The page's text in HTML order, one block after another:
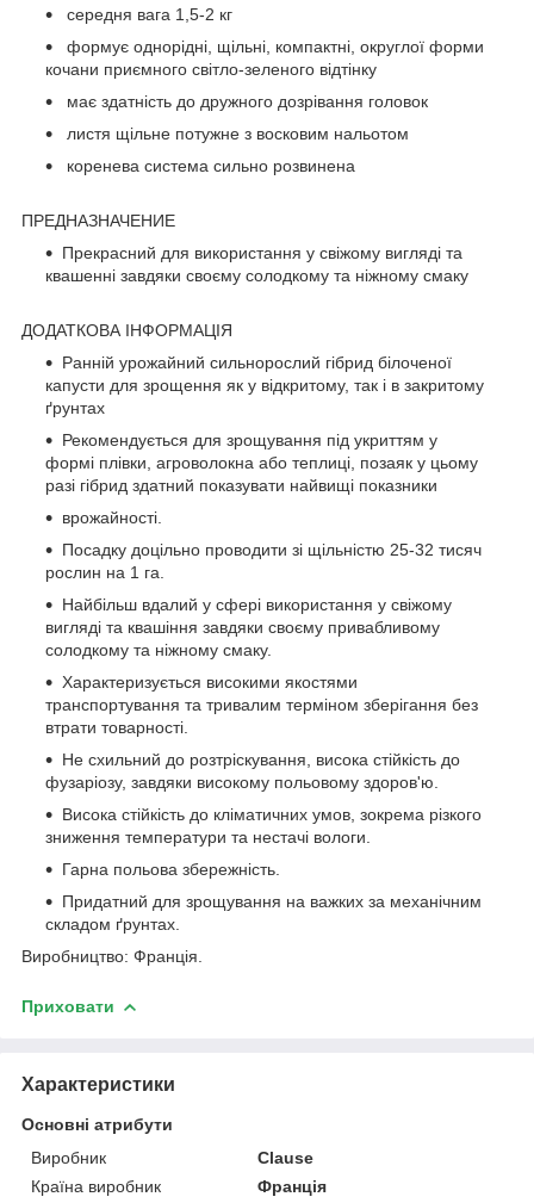
середня вага 1,5-2 кг
формує однорідні, щільні, компактні, округлої форми
кочани приємного світло-зеленого відтінку
має здатність до дружного дозрівання головок
листя щільне потужне з восковим нальотом
коренева система сильно розвинена
ПРЕДНАЗНАЧЕНИЕ
Прекрасний для використання у свіжому вигляді та
квашенні завдяки своєму солодкому та ніжному смаку
ДОДАТКОВА ІНФОРМАЦІЯ
Ранній урожайний сильнорослий гібрид білоченої
капусти для зрощення як у відкритому, так і в закритому
ґрунтах
Рекомендується для зрощування під укриттям у
формі плівки, агроволокна або теплиці, позаяк у цьому
разі гібрид здатний показувати найвищі показники
врожайності.
Посадку доцільно проводити зі щільністю 25-32 тисяч
рослин на 1 га.
Найбільш вдалий у сфері використання у свіжому
вигляді та квашіння завдяки своєму привабливому
солодкому та ніжному смаку.
Характеризується високими якостями
транспортування та тривалим терміном зберігання без
втрати товарності.
Не схильний до розтріскування, висока стійкість до
фузаріозу, завдяки високому польовому здоров'ю.
Висока стійкість до кліматичних умов, зокрема різкого
зниження температури та нестачі вологи.
Гарна польова збережність.
Придатний для зрощування на важких за механічним
складом ґрунтах.
Виробництво: Франція.
Приховати
Характеристики
Основні атрибути
Виробник
Clause
Країна виробник
Франція